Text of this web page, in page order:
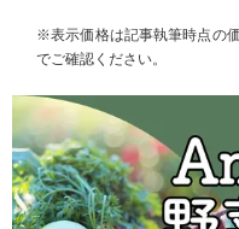
※表示価格は記事執筆時点の
でご確認ください。